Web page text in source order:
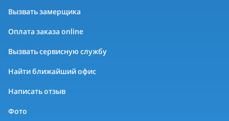
Вызвать замерщика
Оплата заказа online
Вызвать сервисную службу
Найти ближайший офис
Написать отзыв
Фото